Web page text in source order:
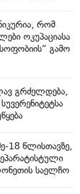
რომ
ოკუპაციასა
გამო
გრძელდება,
18 წლისთავზე,
საელჩო